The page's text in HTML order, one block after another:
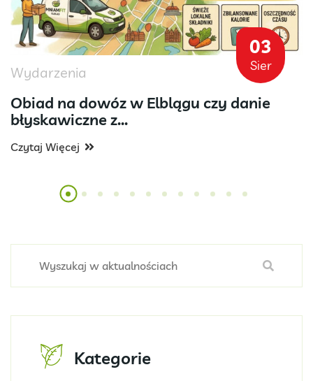
03
Sier
Wydarzenia
Obiad na dowóz w Elblągu czy danie
błyskawiczne z...
Czytaj Więcej
Kategorie